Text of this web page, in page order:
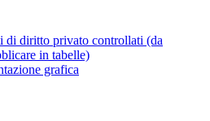
di diritto privato controllati (da
in tabelle)
grafica